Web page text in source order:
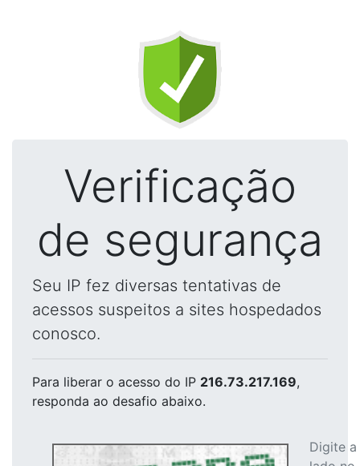
Verificação
de segurança
Seu IP fez diversas tentativas de
acessos suspeitos a sites hospedados
conosco.
Para liberar o acesso do IP 216.73.217.169,
responda ao desafio abaixo.
Digite